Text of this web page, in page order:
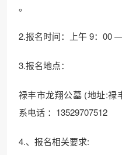
。
2.报名时间：上午 9：00 —
3.报名地点：
禄丰市龙翔公墓 (地址:禄
系电话 ：13529707512
4.、报名相关要求: